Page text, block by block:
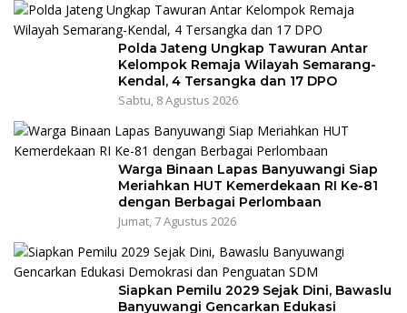
Polda Jateng Ungkap Tawuran Antar
Kelompok Remaja Wilayah Semarang-
Kendal, 4 Tersangka dan 17 DPO
Sabtu, 8 Agustus 2026
Warga Binaan Lapas Banyuwangi Siap
Meriahkan HUT Kemerdekaan RI Ke-81
dengan Berbagai Perlombaan
Jumat, 7 Agustus 2026
Siapkan Pemilu 2029 Sejak Dini, Bawaslu
Banyuwangi Gencarkan Edukasi